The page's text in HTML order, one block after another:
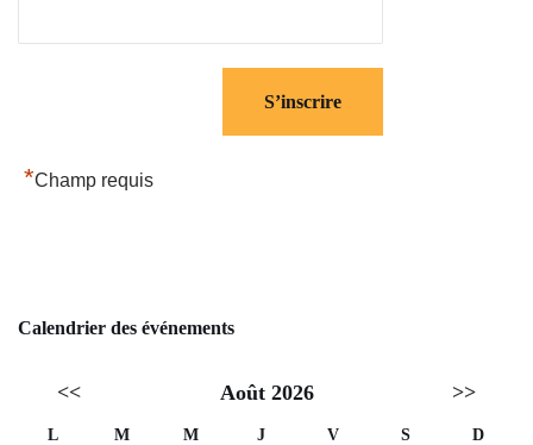
*Champ requis
Calendrier des événements
<< Août 2026 >>
L M M J V S
D